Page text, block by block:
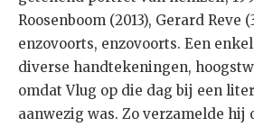
Roosenboom (2013), Gerard Reve
enzovoorts, enzovoorts. Een
diverse handtekeningen,
omdat Vlug op die dag bij een
aanwezig was. Zo verzamelde hij